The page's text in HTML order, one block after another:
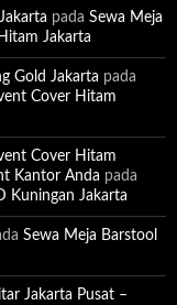
pada Sewa Meja
Jakarta
Gold Jakarta pada
Cover Hitam
Cover Hitam
Kantor Anda pada
Kuningan Jakarta
Sewa Meja Barstool
Jakarta Pusat –